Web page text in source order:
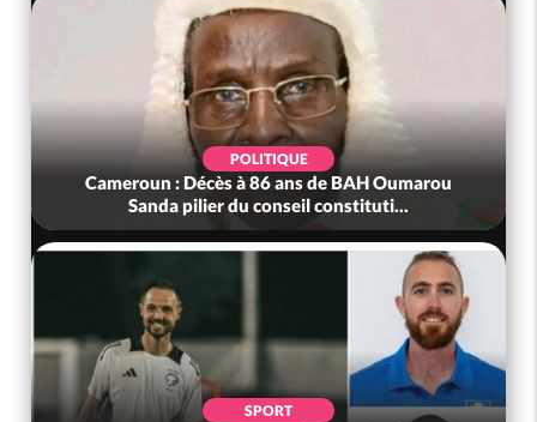
POLITIQUE
Cameroun : Décès à 86 ans de BAH Oumarou
Sanda pilier du conseil constituti...
SPORT